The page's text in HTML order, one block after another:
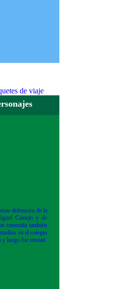
de viaje
defensora de la
Camejo y de
conocida también
en el colegio
y luego fue enviad